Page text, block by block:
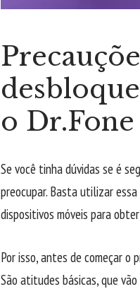
o Dr.Fone
Se você tinha dúvidas se é
preocupar. Basta utilizar
dispositivos móveis para
Por isso, antes de começar o
São atitudes básicas, que